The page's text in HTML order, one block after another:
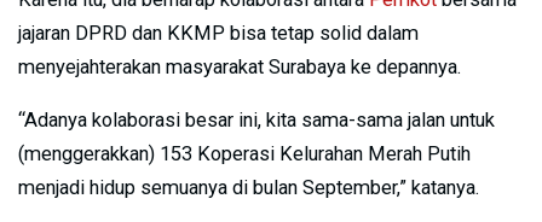
jajaran DPRD dan KKMP bisa tetap solid dalam
menyejahterakan masyarakat Surabaya ke depannya.
“Adanya kolaborasi besar ini, kita sama-sama jalan untuk
(menggerakkan) 153 Koperasi Kelurahan Merah Putih
menjadi hidup semuanya di bulan September,” katanya.